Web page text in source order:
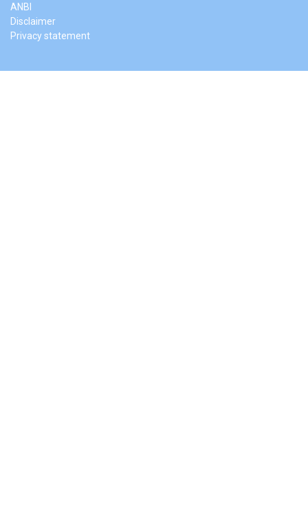
ANBI
Disclaimer
Privacy statement